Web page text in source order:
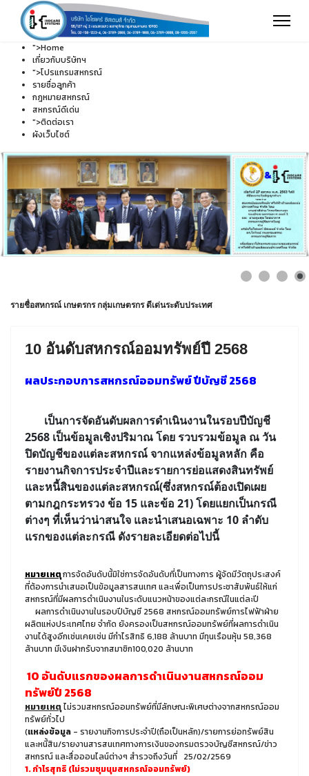
">Home
เกี่ยวกับบริษัทฯ
">โปรแกรมสหกรณ์
รายชื่อลูกค้า
กฎหมายสหกรณ์
สหกรณ์ดีเด่น
">ติดต่อเรา
ผังเว็บไซต์
รายชื่อสหกรณ์ เกษตรกร กลุ่มเกษตรกร ดีเด่นระดับประเทศ
10 อันดับสหกรณ์ออมทรัพย์ปี 2568
ผลประกอบการสหกรณ์ออมทรัพย์ ปีบัญชี 2568
เป็นการจัดอันดับผลการดำเนินงานในรอบปีบัญชี
2568 เป็นข้อมูลเชิงปริมาณโดย รวบรวมข้อมูล ณ วัน
ปิดบัญชีของแต่ละสหกรณ์ จากแหล่งข้อมูลหลัก คือ
รายงานกิจการประจำปีและรายการย่อแสดงสินทรัพย์
และหนี้สินของแต่ละสหกรณ์(ซึ่งสหกรณ์ต้องเปิดเผย
ตามกฎกระทรวง ข้อ 15 และข้อ 21) โดยแยกเป็นกรณี
ต่างๆ ที่เห็นว่าน่าสนใจ และนำเสนอเฉพาะ 10 ลำดับ
แรกของแต่ละกรณี ดังรายละเอียดต่อไปนี้
หมายเหตุการจัดอันดับนี้มิใช่การจัดอันดับที่เป็นทางการ ผู้จัดมีวัตถุประสงค์
ที่ต้องการนำเสนอเป็นข้อมูลสารสนเทศ และเพื่อเป็นการประชาสัมพันธ์ให้แก่
สหกรณ์ที่มีผลการดำเนินงานในระดับแนวหน้าของแต่ละกรณีในแต่ละปี
ผลการดำเนินงานในรอบปีบัญชี 2568 สหกรณ์ออมทรัพย์การไฟฟ้าฝ่าย
ผลิตแห่งประเทศไทย จำกัด ยังครองเป็นสหกรณ์ออมทรัพย์ที่ผลการดำเนิน
งานได้สูงอีกเช่นเคยเช่น มีกำไรสิทธิ 6,188 ล้านบาท มีทุนเรือนหุ้น 58,368
ล้านบาท มีเงินฝากรับจากสมาชิก100,020 ล้านบาท
10 อันดับแรกของผลการดำเนินงานสหกรณ์ออม
ทรัพย์ปี 2568
หมายเหตุไม่รวมสหกรณ์ออมทรัพย์ที่มีลักษณะพิเศษต่างจากสหกรณ์ออม
ทรัพย์ทั่วไป
(แหล่งข้อมูล - รายงานกิจการประจำปี(ถือเป็นหลัก)/รายการย่อทรัพย์สิน
และหนี้สิน/รายงานสารสนเทศทางการเงินของกรมตรวจบัญชีสหกรณ์/ข่าว
สหกรณ์ และสื่อออนไลน์ต่างๆ สำรวจถึงวันที่ 25/02/2569
1. กำไรสุทธิ (ไม่รวมชุมนุมสหกรณ์ออมทรัพย์)